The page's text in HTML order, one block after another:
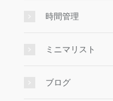
時間管理
ミニマリスト
ブログ